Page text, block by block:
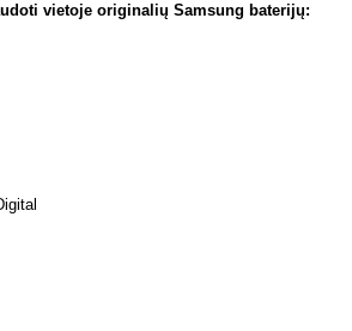
vietoje originalių Samsung baterijų: